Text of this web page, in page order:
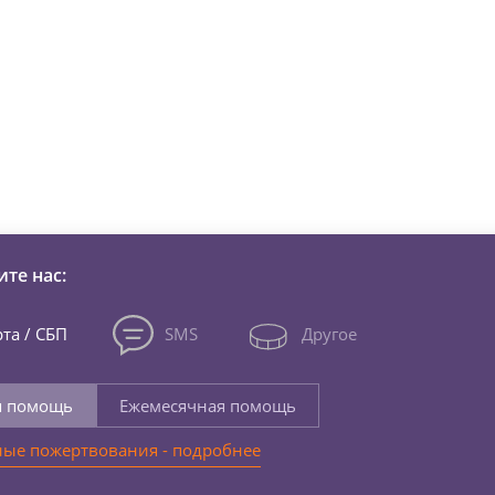
нас:
/ СБП SMS Другое
помощь
Ежемесячная помощь
пожертвования - подробнее